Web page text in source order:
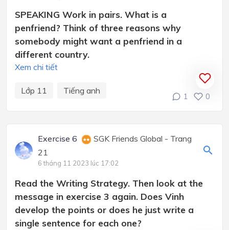
SPEAKING Work in pairs. What is a
penfriend? Think of three reasons why
somebody might want a penfriend in a
different country.
Xem chi tiết
Lớp 11 Tiếng anh
1 0
Exercise 6
SGK Friends Global - Trang
21
6 tháng 11 2023 lúc 17:02
Read the Writing Strategy. Then look at the
message in exercise 3 again. Does Vinh
develop the points or does he just write a
single sentence for each one?